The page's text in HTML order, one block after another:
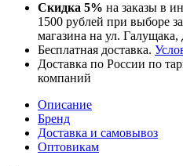
Скидка 5% на заказы в
1500 рублей при выборе
магазина на ул. Галущака,
Бесплатная доставка.
Доставка по России по
компаний
Описание
Бренд
Доставка и самовывоз
Оптовикам